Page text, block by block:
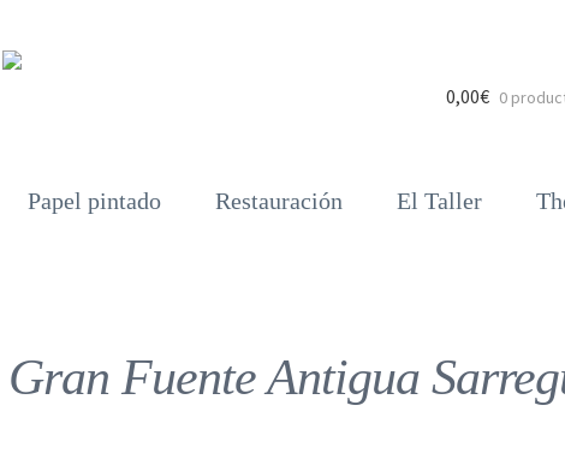
0,00€ 0
Papel pintado Restauración El Taller
Gran Fuente Antigua